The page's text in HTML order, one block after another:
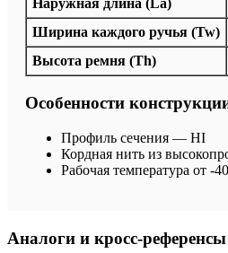
Наружная длина (La)
Ширина каждого ручья (Tw)
Высота ремня (Th)
Особенности
Профиль сечения — HI
Кордная нить из
Рабочая температура от -
Аналоги и кросс-референсы